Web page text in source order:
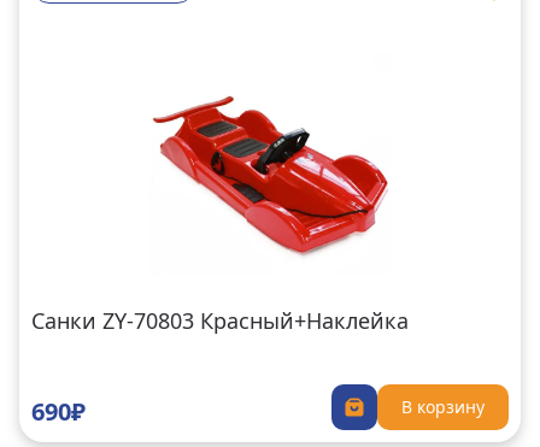
Санки ZY-70803 Красный+Наклейка
690₽ В корзину